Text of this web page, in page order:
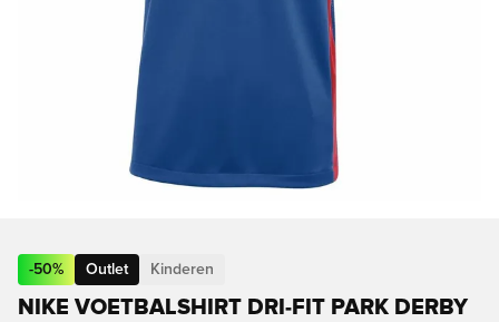
-50% Outlet Kinderen
NIKE VOETBALSHIRT DRI-FIT PARK DERBY